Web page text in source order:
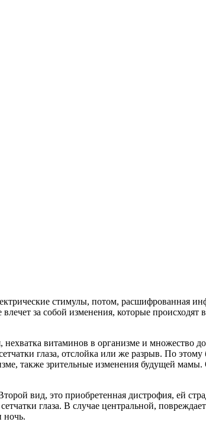
стимулы, потом, расшифрованная
за собой изменения, которые происходят
витаминов в организме и множество
глаза, отслойка или же разрыв. По
также зрительные изменения будущей мамы.
вид, это приобретенная дистрофия, ей
глаза. В случае центральной,
ночь.